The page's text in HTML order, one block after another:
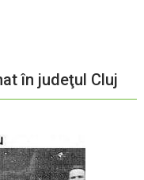
în judeţul Cluj